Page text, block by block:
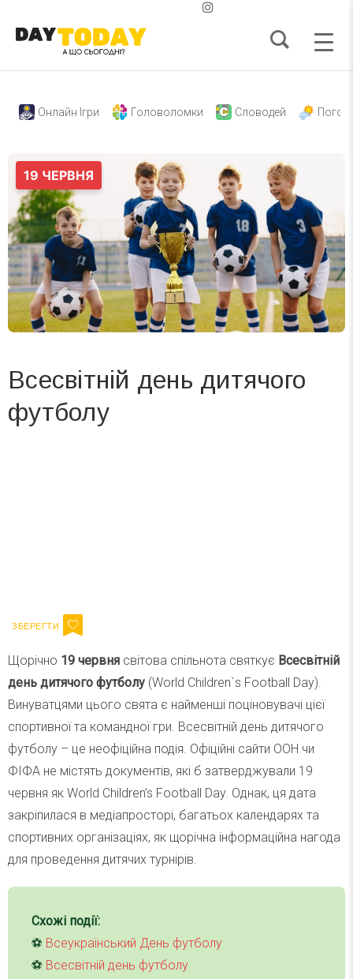
Онлайн Ігри Головоломки Словодей
Всесвітній день дитячого
футболу
Щорічно 19 червня світова спільнота святкує Всесвітній
день дитячого футболу (World Children`s Football Day).
Винуватцями цього свята є найменші поціновувачі цієї
спортивної та командної гри. Всесвітній день дитячого
футболу – це неофіційна подія. Офіційні сайти ООН чи
ФІФА не містять документів, які б затверджували 19
червня як World Children’s Football Day. Однак, ця дата
закріпилася в медіапросторі, багатьох календарях та
спортивних організаціях, як щорічна інформаційна нагода
для проведення дитячих турнірів.
Схожі події:
⚽️ Всеукраїнський День футболу
⚽️ Всесвітній день футболу